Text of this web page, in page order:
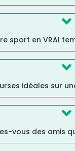

sport en VRAI

idéales sur

vous des amis